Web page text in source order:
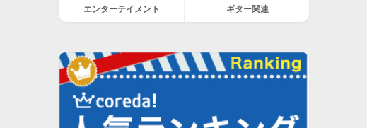
エンターテイメント ギター関連